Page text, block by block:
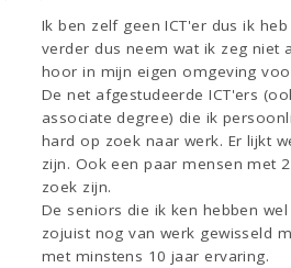
Ik ben zelf geen ICT'er dus ik
verder dus neem wat ik zeg niet
hoor in mijn eigen omgeving
De net afgestudeerde ICT'ers
associate degree) die ik
hard op zoek naar werk. Er lijkt
zijn. Ook een paar mensen met
zoek zijn.
De seniors die ik ken hebben
zojuist nog van werk gewisseld
met minstens 10 jaar ervaring.